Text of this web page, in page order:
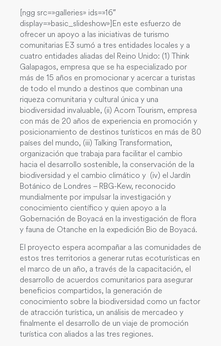
[ngg src=»galleries» ids=»16″
display=»basic_slideshow»]En este esfuerzo de
ofrecer un apoyo a las iniciativas de turismo
comunitarias E3 sumó a tres entidades locales y a
cuatro entidades aliadas del Reino Unido: (1) Think
Galapagos, empresa que se ha especializado por
más de 15 años en promocionar y acercar a turistas
de todo el mundo a destinos que combinan una
riqueza comunitaria y cultural única y una
biodiversidad invaluable, (ii) Acorn Tourism, empresa
con más de 20 años de experiencia en promoción y
posicionamiento de destinos turísticos en más de 80
países del mundo, (iii) Talking Transformation,
organización que trabaja para facilitar el cambio
hacia el desarrollo sostenible, la conservación de la
biodiversidad y el cambio climático y (iv) el Jardín
Botánico de Londres – RBG-Kew, reconocido
mundialmente por impulsar la investigación y
conocimiento científico y quien apoyo a la
Gobernación de Boyacá en la investigación de flora
y fauna de Otanche en la expedición Bio de Boyacá.
El proyecto espera acompañar a las comunidades de
estos tres territorios a generar rutas ecoturísticas en
el marco de un año, a través de la capacitación, el
desarrollo de acuerdos comunitarios para asegurar
beneficios compartidos, la generación de
conocimiento sobre la biodiversidad como un factor
de atracción turística, un análisis de mercadeo y
finalmente el desarrollo de un viaje de promoción
turística con aliados a las tres regiones.